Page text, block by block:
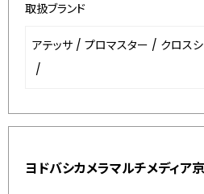
取扱ブランド
アテッサ / プロマスター / クロス
/
ヨドバシカメラマルチメディア